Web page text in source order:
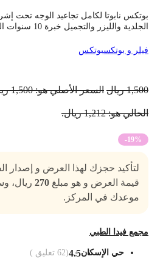
نابوتا لكامل تجاعيد الوجه تحت إشراف
والليزر والتجميل خبرة 10 سنوات الكشفية مجانًأ للسيدات فقط
و بوتكسبوتكس
ريال السعر الأصلي هو: 1,500 ريال.
هو: 1,212 ريال.
-19%
لتأكيد حجزك لهذا العرض و إصدار
قيمة العرض و هو مبلغ270 ريال،
موعدك في المركز.
فيدا الطبي
حي الإسكان4.5
(
62تعليق )